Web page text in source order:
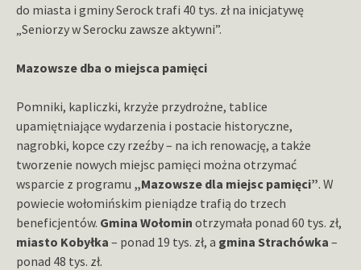
do miasta i gminy Serock trafi 40 tys. zł na inicjatywę
„Seniorzy w Serocku zawsze aktywni”.
Mazowsze dba o miejsca pamięci
Pomniki, kapliczki, krzyże przydrożne, tablice
upamiętniające wydarzenia i postacie historyczne,
nagrobki, kopce czy rzeźby – na ich renowację, a także
tworzenie nowych miejsc pamięci można otrzymać
wsparcie z programu „Mazowsze dla miejsc pamięci”. W
powiecie wołomińskim pieniądze trafią do trzech
beneficjentów. Gmina Wołomin otrzymała ponad 60 tys. zł,
miasto Kobyłka – ponad 19 tys. zł, a gmina Strachówka –
ponad 48 tys. zł.